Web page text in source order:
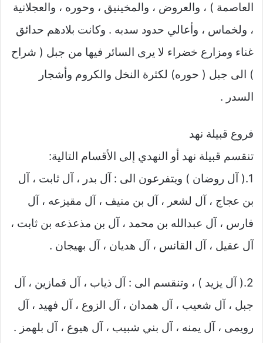
العاصمة ) ، والعروض ، والمخينيق ، وحوره ، والعجلانية
، ولخماس ، وأعالي حدود سدبه . وكانت بلادهم حدائق
غناء ومزارع خضراء لا يرى السائر فيها من جبل ( شراح
) الى جبل ( حوره) لكثرة النخل والكروم وأشجار
السدر .
فروع قبيلة نهد
تنقسم قبيلة نهد أو النهدي إلى الأقسام التالية:
1.( آل روضان ) ويتفرعون الى : آل بدر ، آل ثابت ، آل
بن عجاج ، آل لشعر ، آل بن منيف ، آل مقيزعه ، آل
فارس ، آل عبدالله بن محمد ، آل بن مذعذعه بن ثابت ،
آل عقيل ، آل القانس ، آل هديان ، آل بهيجان .
2.( آل يزيد ) ، وتنقسم الى : آل ذياب ، آل قمازين ، آل
جبل ، آل شعيب ، آل همدان ، آل الزوع ، آل فهيد ، آل
رويمى ، آل يمنه ، آل بني شبيب ، آل هيوع ، آل بلهمز .